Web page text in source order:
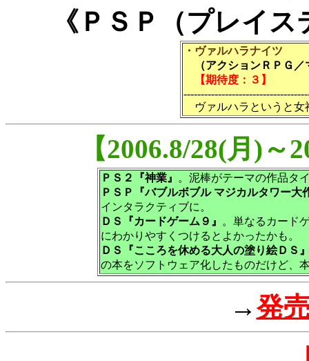
《ＰＳＰ（プレイ
・ヴァルハラナイツ
（アクションＲＰＧ／
【期待度：３】
ヴァルハラというと女
【2006.8/28(月)
ＰＳ２『神業』
。泥棒がテーマの作品タ
ＰＳＰ『バブルボブル マジカルタワー大
インタラクティブに。
ＤＳ『カードゲーム９』
。単なるカード
にわかりやすくつけるとよかったかも。
ＤＳ『こころを休める大人の塗り絵ＤＳ
の本をソフトウェア化したものだけど、
→発